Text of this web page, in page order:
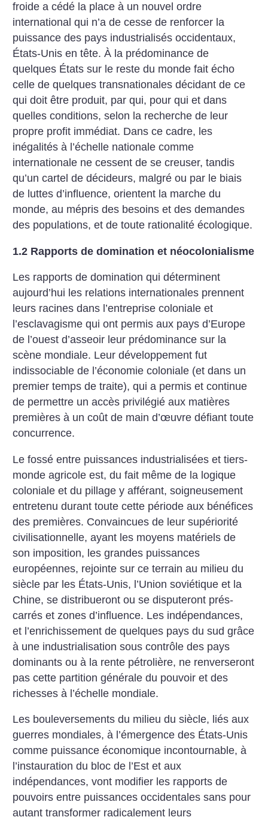
froide a cédé la place à un nouvel ordre
international qui n’a de cesse de renforcer la
puissance des pays industrialisés occidentaux,
États-Unis en tête. À la prédominance de
quelques États sur le reste du monde fait écho
celle de quelques transnationales décidant de ce
qui doit être produit, par qui, pour qui et dans
quelles conditions, selon la recherche de leur
propre profit immédiat. Dans ce cadre, les
inégalités à l’échelle nationale comme
internationale ne cessent de se creuser, tandis
qu’un cartel de décideurs, malgré ou par le biais
de luttes d’influence, orientent la marche du
monde, au mépris des besoins et des demandes
des populations, et de toute rationalité écologique.
1.2 Rapports de domination et néocolonialisme
Les rapports de domination qui déterminent
aujourd’hui les relations internationales prennent
leurs racines dans l’entreprise coloniale et
l’esclavagisme qui ont permis aux pays d’Europe
de l’ouest d’asseoir leur prédominance sur la
scène mondiale. Leur développement fut
indissociable de l’économie coloniale (et dans un
premier temps de traite), qui a permis et continue
de permettre un accès privilégié aux matières
premières à un coût de main d’œuvre défiant toute
concurrence.
Le fossé entre puissances industrialisées et tiers-
monde agricole est, du fait même de la logique
coloniale et du pillage y afférant, soigneusement
entretenu durant toute cette période aux bénéfices
des premières. Convaincues de leur supériorité
civilisationnelle, ayant les moyens matériels de
son imposition, les grandes puissances
européennes, rejointe sur ce terrain au milieu du
siècle par les États-Unis, l’Union soviétique et la
Chine, se distribueront ou se disputeront prés-
carrés et zones d’influence. Les indépendances,
et l’enrichissement de quelques pays du sud grâce
à une industrialisation sous contrôle des pays
dominants ou à la rente pétrolière, ne renverseront
pas cette partition générale du pouvoir et des
richesses à l’échelle mondiale.
Les bouleversements du milieu du siècle, liés aux
guerres mondiales, à l’émergence des États-Unis
comme puissance économique incontournable, à
l’instauration du bloc de l’Est et aux
indépendances, vont modifier les rapports de
pouvoirs entre puissances occidentales sans pour
autant transformer radicalement leurs